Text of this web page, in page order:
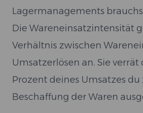
Lagermanagements
Die Wareneinsatzintensität
Verhältnis zwischen
Umsatzerlösen an. Sie verrät
Prozent deines Umsatzes du
Beschaffung der Waren